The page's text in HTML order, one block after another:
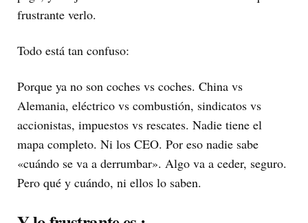
frustrante verlo.
Todo está tan confuso:
Porque ya no son coches vs coches. China vs
Alemania, eléctrico vs combustión, sindicatos vs
accionistas, impuestos vs rescates. Nadie tiene el
mapa completo. Ni los CEO. Por eso nadie sabe
«cuándo se va a derrumbar». Algo va a ceder, seguro.
Pero qué y cuándo, ni ellos lo saben.